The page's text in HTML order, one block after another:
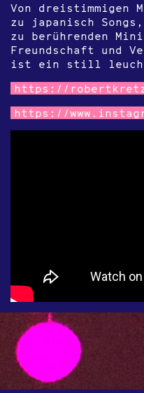
Von dreistimmigen
zu japanisch
zu berührenden
Freundschaft und
ist ein still
https://
https://